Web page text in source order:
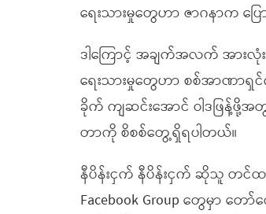
ရေးသားမှုတွေဟာ ဇာဂနာက
ဒါကြောင့် အချက်အလက် အား
ရေးသားမှုတွေဟာ စစ်အာဏ
ခိုက် ကျဆင်းအောင် ဝါဒဖြန့်
တာကို စိစစ်တွေ့ရှိရပါတယ်။
နီပိန်းငှက် နီပိန်းငှက် ဆိုသူ တင်
Facebook Group တွေမှာ တေ